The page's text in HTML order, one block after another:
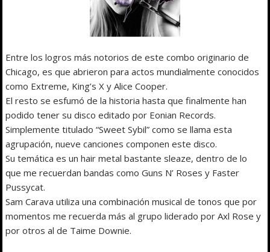
Entre los logros más notorios de este combo originario de
Chicago, es que abrieron para actos mundialmente conocidos
como Extreme, King’s X y Alice Cooper.
El resto se esfumó de la historia hasta que finalmente han
podido tener su disco editado por Eonian Records.
Simplemente titulado “Sweet Sybil” como se llama esta
agrupación, nueve canciones componen este disco.
Su temática es un hair metal bastante sleaze, dentro de lo
que me recuerdan bandas como Guns N’ Roses y Faster
Pussycat.
Sam Carava utiliza una combinación musical de tonos que por
momentos me recuerda más al grupo liderado por Axl Rose y
por otros al de Taime Downie.